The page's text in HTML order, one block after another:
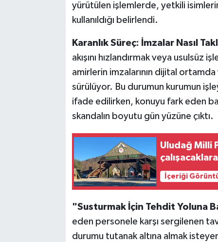
yürütülen işlemlerde, yetkili
kullanıldığı belirlendi.
Karanlık Süreç: İmzalar Nasıl
akışını hızlandırmak veya usulsüz
amirlerin imzalarının dijital
sürülüyor. Bu durumun kurumun
ifade edilirken, konuyu fark eden
skandalın boyutu gün yüzüne çıktı.
Uludağ Milli
İçeriği
"Susturmak İçin Tehdit Yoluna
eden personele karşı sergilenen
durumu tutanak altına almak